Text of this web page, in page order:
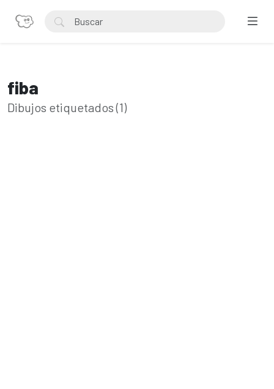
fiba
Dibujos etiquetados (1)